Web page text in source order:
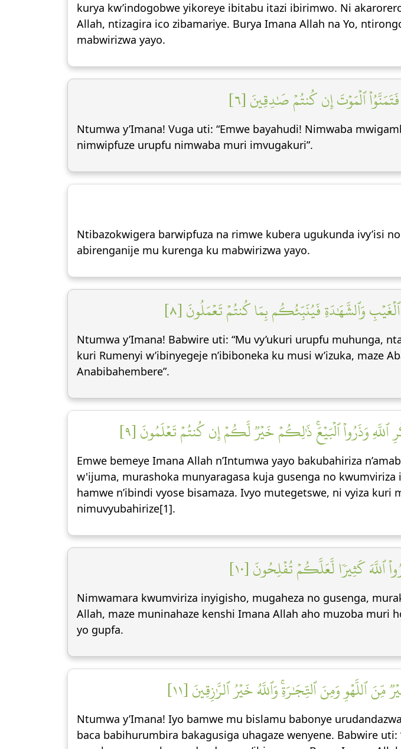
kurya kw’indogobwe yikoreye ibitabu itazi ibirimwo. Ni
Allah, ntizagira ico zibamariye. Burya Imana Allah na Yo,
mabwirizwa yayo.
ٱلۡمَوۡتَ إِن كُنتُمۡ صَٰدِقِينَ [٦]
Ntumwa y’Imana! Vuga uti: “Emwe bayahudi! Nimwaba
nimwipfuze urupfu nimwaba muri imvugakuri”.
Ntibazokwigera barwipfuza na rimwe kubera ugukunda ivy’isi
abirenganije mu kurenga ku mabwirizwa yayo.
وَٱلشَّهَٰدَةِ فَيُنَبِّئُكُم بِمَا كُنتُمۡ تَعۡمَلُونَ [٨]
Ntumwa y’Imana! Babwire uti: “Mu vy’ukuri urupfu muhunga,
kuri Rumenyi w’ibinyegeje n’ibiboneka ku musi w’izuka, maze
Anabibahembere”.
ٱللَّهِ وَذَرُواْ ٱلۡبَيۡعَۚ ذَٰلِكُمۡ خَيۡرٞ لَّكُمۡ إِن كُنتُمۡ تَعۡلَمُونَ [٩]
Emwe bemeye Imana Allah n’Intumwa yayo bakubahiriza
w'ijuma, murashoka munyaragasa kuja gusenga no
hamwe n’ibindi vyose bisamaza. Ivyo mutegetswe, ni vyiza
nimuvyubahirize[1].
ٱللَّهَ كَثِيرٗا لَّعَلَّكُمۡ تُفۡلِحُونَ [١٠]
Nimwamara kwumviriza inyigisho, mugaheza no gusenga,
Allah, maze muninahaze kenshi Imana Allah aho muzoba muri
yo gupfa.
مِّنَ ٱللَّهۡوِ وَمِنَ ٱلتِّجَٰرَةِۚ وَٱللَّهُ خَيۡرُ ٱلرَّٰزِقِينَ [١١]
Ntumwa y’Imana! Iyo bamwe mu bislamu babonye
baca babihurumbira bakagusiga uhagaze wenyene. Babwire